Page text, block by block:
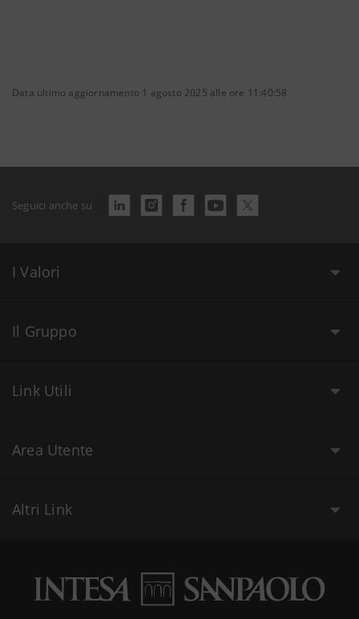
Data ultimo aggiornamento 1 agosto 2025 alle ore 11:40:58
Seguici anche su
I Valori
Il Gruppo
Link Utili
Area Utente
Altri Link